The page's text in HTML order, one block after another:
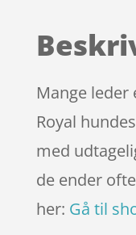
på
mmelser
Mange
Royal
med
de ender
her: Gå til